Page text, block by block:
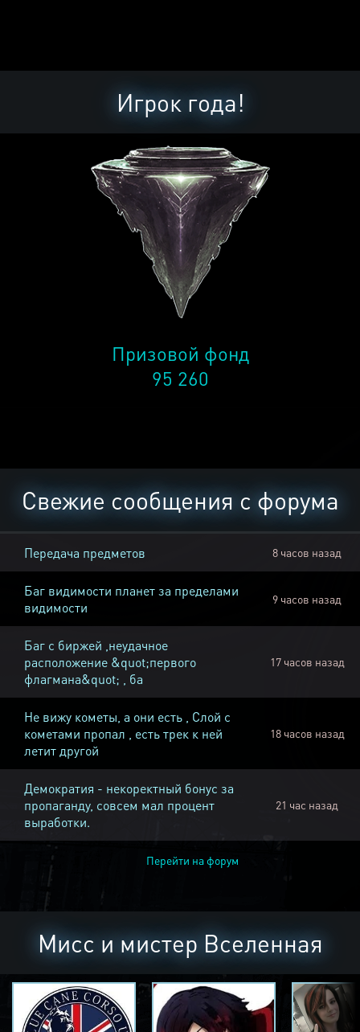
Игрок года!
Призовой фонд
95 260
Свежие сообщения с форума
Передача предметов 8 часов назад
Баг видимости планет за пределами
видимости
9 часов назад
Баг с биржей ,неудачное
расположение &quot;первого
флагмана&quot; , ба
17 часов назад
Не вижу кометы, а они есть , Слой с
кометами пропал , есть трек к ней
летит другой
18 часов назад
Демократия - некоректный бонус за
пропаганду, совсем мал процент
выработки.
21 час назад
Перейти на форум
Мисс и мистер Вселенная